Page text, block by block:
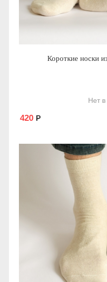
Короткие носки
Нет
420 Р